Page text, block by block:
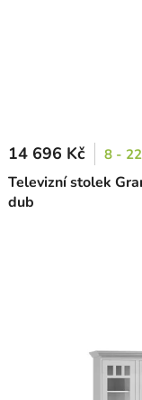
Televizní stolek
dub
14 696 Kč 8 -